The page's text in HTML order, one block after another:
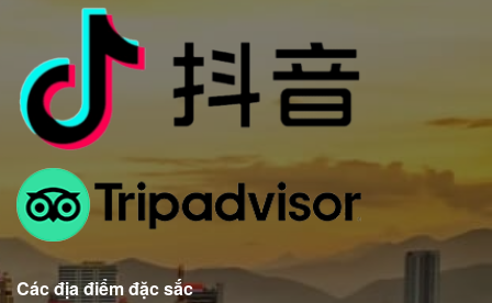
Các địa điểm đặc sắc